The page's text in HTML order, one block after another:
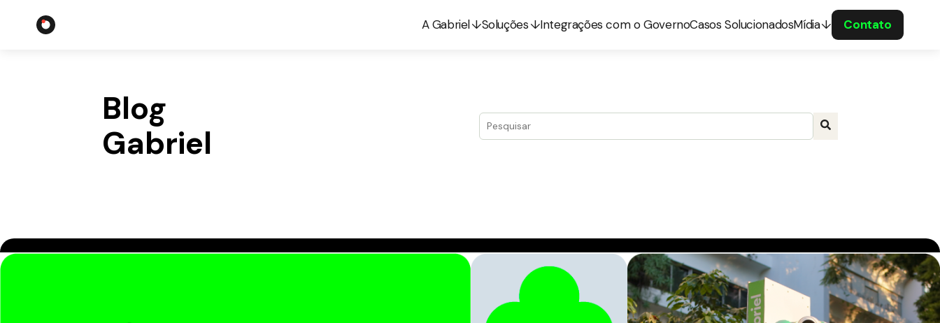
A Gabriel Soluções Integrações com o GovernoCasos SolucionadosMídia Contato
Blog
Gabriel
Este é um campo de pesquisa com recurso de sugestão automática incluído.